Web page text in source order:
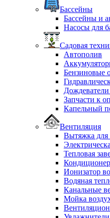
Бассейны
Бассейны и
Насосы для
Садовая
Автополив
Бензиновые
Запчасти к
Капельный
Вентиляция
Вытяжка для
Тепловая
Ионизатор
Водяная
Канальные
Мойка